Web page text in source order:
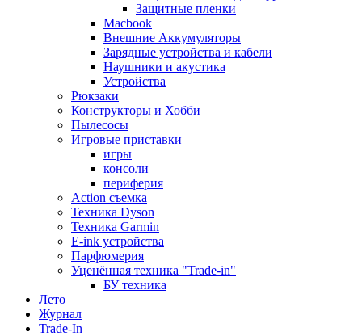
Защитные пленки
Macbook
Внешние Аккумуляторы
Зарядные устройства и кабели
Наушники и акустика
Устройства
Рюкзаки
Конструкторы и Хобби
Пылесосы
Игровые приставки
игры
консоли
периферия
Action съемка
Техника Dyson
Техника Garmin
E-ink устройства
Парфюмерия
Уценённая техника "Trade-in"
БУ техника
Лето
Журнал
Trade-In